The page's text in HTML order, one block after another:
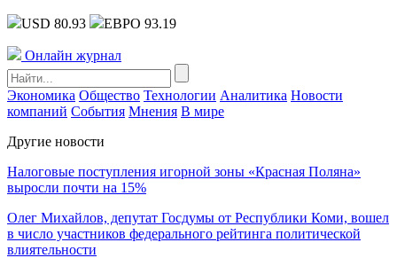
USD 80.93 ЕВРО 93.19
Онлайн журнал
Экономика Общество Технологии Аналитика Новости
компаний События Мнения В мире
Другие новости
Налоговые поступления игорной зоны «Красная Поляна»
выросли почти на 15%
Олег Михайлов, депутат Госдумы от Республики Коми, вошел
в число участников федерального рейтинга политической
влиятельности